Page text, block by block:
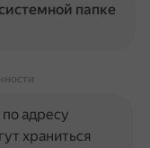
папке
адресу
храниться